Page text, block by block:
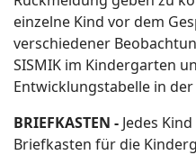
einzelne Kind vor dem
verschiedener
SISMIK im Kindergarten
Entwicklungstabelle in der
BRIEFKASTEN - Jedes
Briefkasten für die